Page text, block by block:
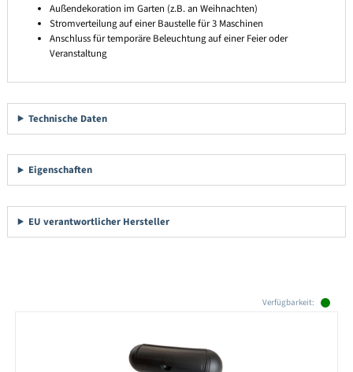
Außendekoration im Garten (z.B. an Weihnachten)
Stromverteilung auf einer Baustelle für 3 Maschinen
Anschluss für temporäre Beleuchtung auf einer Feier oder
Veranstaltung
Technische Daten
Eigenschaften
EU verantwortlicher Hersteller
Verfügbarkeit: